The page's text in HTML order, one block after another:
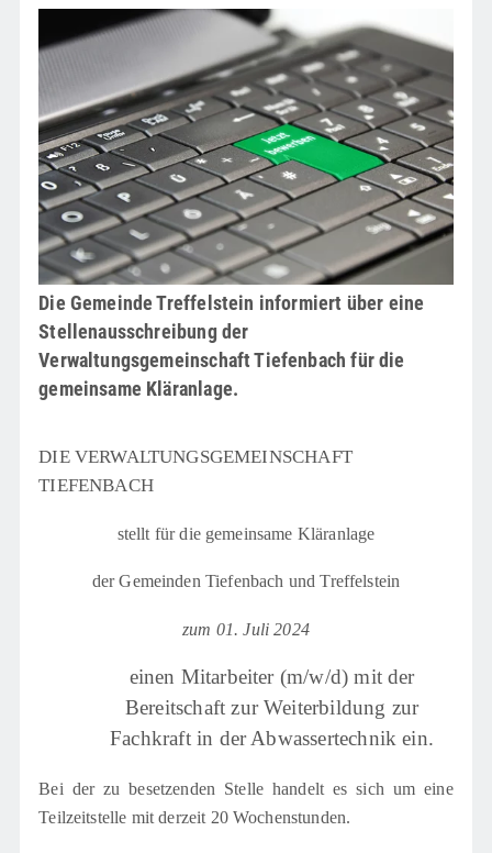
Die Gemeinde Treffelstein informiert über eine
Stellenausschreibung der
Verwaltungsgemeinschaft Tiefenbach für die
gemeinsame Kläranlage.
DIE VERWALTUNGSGEMEINSCHAFT
TIEFENBACH
stellt für die gemeinsame Kläranlage
der Gemeinden Tiefenbach und Treffelstein
zum 01. Juli 2024
einen Mitarbeiter (m/w/d) mit der
Bereitschaft zur Weiterbildung zur
Fachkraft in der Abwassertechnik ein.
Bei der zu besetzenden Stelle handelt es sich um eine
Teilzeitstelle mit derzeit 20 Wochenstunden.